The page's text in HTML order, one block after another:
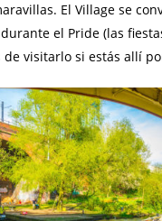
El Village se
el Pride (las
visitarlo si estás allí